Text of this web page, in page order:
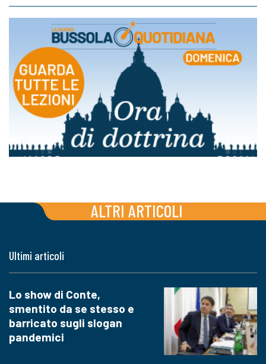
ALTRI ARTICOLI
Ultimi articoli
Lo show di Conte,
smentito da se stesso e
barricato sugli slogan
pandemici